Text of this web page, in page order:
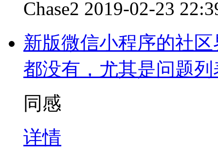
Chase2 2019-02-23
新版微信小程序的社
都没有，尤其是问题
同感
详情